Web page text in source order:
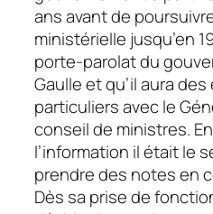
ans avant de
ministérielle jusqu’en
porte-parolat du
Gaulle et qu’il aura
particuliers avec le
conseil de ministres.
l’information il était le
prendre des notes en
Dès sa prise de